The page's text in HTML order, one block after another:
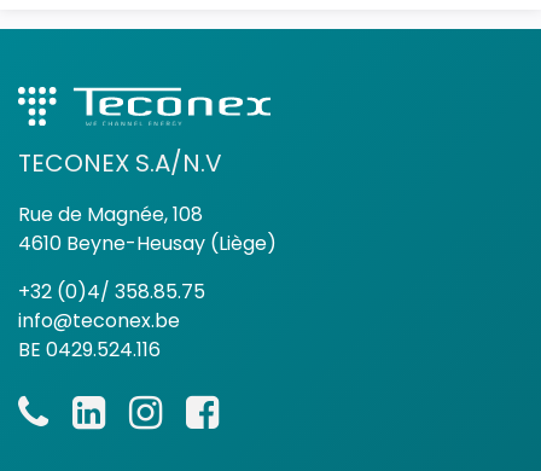
TECONEX S.A/N.V
Rue de Magnée, 108
4610 Beyne-Heusay (Liège)
+32 (0)4/ 358.85.75
info@teconex.be
BE 0429.524.116